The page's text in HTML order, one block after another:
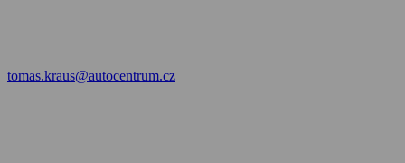
tomas.kraus@autocentrum.cz